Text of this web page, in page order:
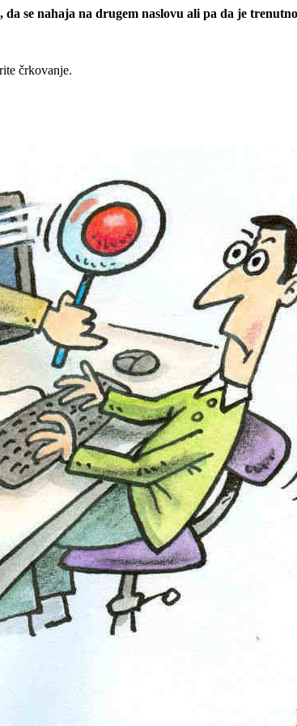
se nahaja na drugem naslovu ali pa da je
črkovanje.